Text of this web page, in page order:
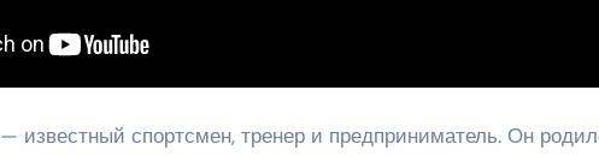
— известный спортсмен, тренер и предприниматель. Он